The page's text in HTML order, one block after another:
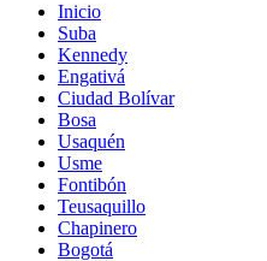
Inicio
Suba
Kennedy
Engativá
Ciudad Bolívar
Bosa
Usaquén
Usme
Fontibón
Teusaquillo
Chapinero
Bogotá